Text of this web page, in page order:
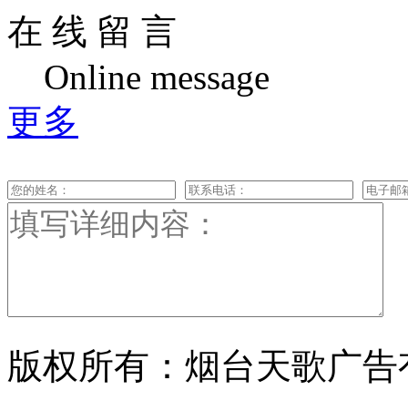
在 线 留 言
Online message
更多
版权所有：烟台天歌广